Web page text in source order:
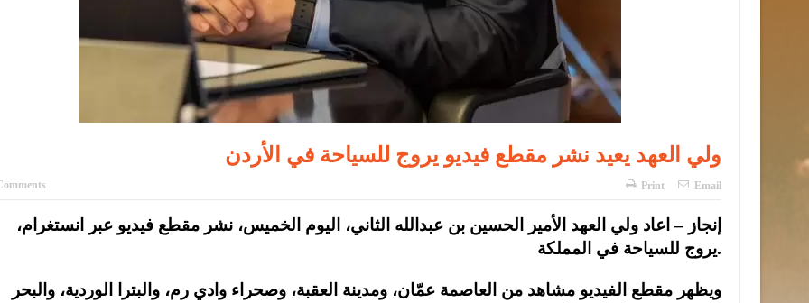
ولي العهد يعيد نشر مقطع فيديو يروج للسياحة في الأردن
Print Email
يروج للسياحة في المملكة.
ويظهر مقطع الفيديو مشاهد من العاصمة عمّان، ومدينة العقبة، وصحراء وادي رم، والبترا الوردية، والبحر